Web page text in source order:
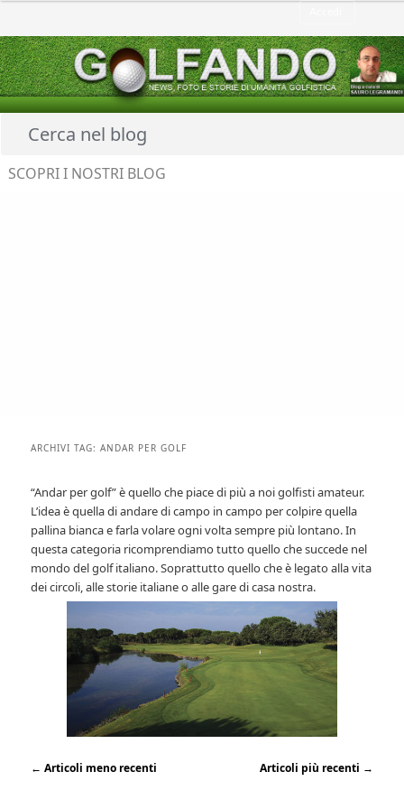
ARCHIVI TAG:ANDAR PER GOLF
“Andar per golf” è quello che piace di più a noi golfisti amateur.
L’idea è quella di andare di campo in campo per colpire quella
pallina bianca e farla volare ogni volta sempre più lontano. In
questa categoria ricomprendiamo tutto quello che succede nel
mondo del golf italiano. Soprattutto quello che è legato alla vita
dei circoli, alle storie italiane o alle gare di casa nostra.
← Articoli meno recenti Articoli più recenti →